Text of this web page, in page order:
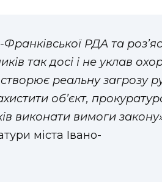
РДА та
так досі і не уклав
реальну загрозу
об’єкт,
виконати вимоги
міста Івано-